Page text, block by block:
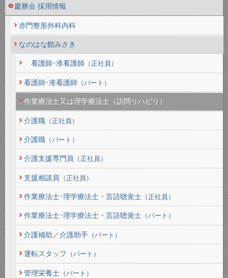
慶勝会 採用情報
赤門整形外科内科
なのはな館みさき
看護師･准看護師 （正社員）
看護師･准看護師 （パート）
作業療法士又は理学療法士（訪問リハビリ）
介護職（正社員）
介護職（パート）
介護支援専門員 （正社員）
支援相談員 （正社員）
作業療法士･理学療法士・言語聴覚士（正社員）
作業療法士･理学療法士・言語聴覚士（パート）
介護補助／介護助手（パート）
運転スタッフ （パート）
管理栄養士（パート）